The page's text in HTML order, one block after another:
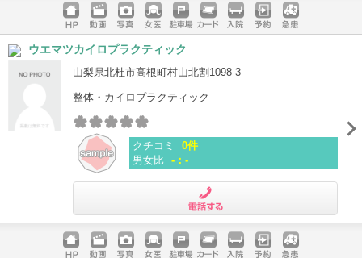
ホームペ
ージ
動画 写真 女医 駐車場
クレジッ
入院 予約 急患
ウエマツカイロプラクティック
山梨県北杜市高根町村山北割1098-3
整体・カイロプラクティック
クチコミ
0件
男女比 -：-